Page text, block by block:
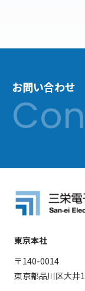
お問い合わせ
東京本社
〒140-0014
東京都品川区大井